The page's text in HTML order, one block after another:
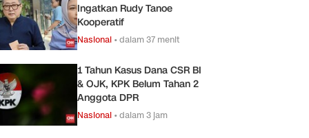
Ingatkan Rudy Tanoe
Kooperatif
Nasional •dalam 37 menit
1 Tahun Kasus Dana CSR BI
& OJK, KPK Belum Tahan 2
Anggota DPR
Nasional •dalam 3 jam